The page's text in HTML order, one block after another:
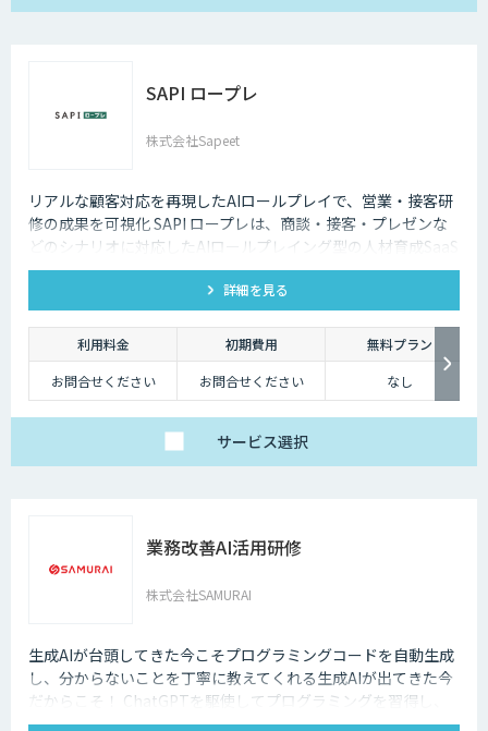
SAPI ロープレ
株式会社Sapeet
リアルな顧客対応を再現したAIロールプレイで、営業・接客研
修の成果を可視化 SAPI ロープレは、商談・接客・プレゼンな
どのシナリオに対応したAIロールプレイング型の人材育成SaaS
です。 AIアバターとの実践トレーニングと動画フィードバック
により、新人・中途スタッフの早期戦力化と教育の属人化解消
を支援します。
詳細を見る
利用料金 初期費用
無料プラン
お問合せください
お問合せください なし
サービス選択
業務改善AI活用研修
株式会社SAMURAI
生成AIが台頭してきた今こそプログラミングコードを自動生成
し、分からないことを丁寧に教えてくれる生成AIが出てきた今
だからこそ！ ChatGPTを駆使してプログラミングを習得し、
業務改善のケーススタディを学んでいく本質的な研修を是非！